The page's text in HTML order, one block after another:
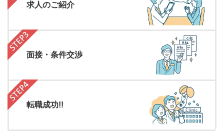
求人のご紹介
面接・条件交渉
転職成功!!